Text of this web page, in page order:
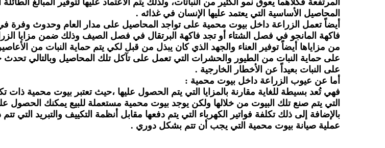
المحاصيل الأساسية التي يعتمد عليها الإنسان في غذائه .
أيضاً تعمل الزراعة داخل بيوت محمية على تواجد المحاصيل على مدار العام وحدوث وفرة
فاكهة المانجو في فصل الشتاء أو تجد فاكهة البرتقال في فصل الصيف وذلك ضمن مزايا
من مزاياها أيضاً توفير العناء والجهد الذي كان يبذل من قبل لكي يتم حماية النبات من
على حماية النبات من الطيور والحشرات التي تعمل على تآكل تلك المحاصيل وبالتالي
على النبات بعيداً عن الأخطار الخارجية .
أما عن عيوب الزراعة داخل بيوت محمية :
فهي تُعد بسيطة للغاية مقارنة بالمزايا التي يتم الحصول عليها ،حيث تعتبر بيوت محمية ذات
التي يتم صنع تلك البيوت من خلالها ولكن يوجد بيوت محمية مستعملة للبيع يمكنك
بالإضافة إلى ذلك تكلفة فواتير الكهرباء التي يتم دفعها مقابل أنظمة التكييف والتبريد التي
عملية صيانة بيوت محمية التي يجب أن تتم بشكل دوري .